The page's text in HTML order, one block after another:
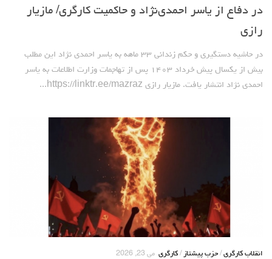
در دفاع از یاسر احمدی‌نژاد و حاکمیت کارگری/ مازیار
رازی
در حاشیه دستگیری و حکم زندانی ۳۳ ماهه به یاسر احمدی نژاد این مطلب
بیش از یکسال پیش خرداد ۱۴۰۳ پس از تهاجمات وزارت اطلاعات به یاسر
احمدی نژاد انتشار یافت. مازیار رازی https://linktr.ee/mazraz...
انقلاب کارگری / حزب پیشتاز / کارگری می 23, 2026